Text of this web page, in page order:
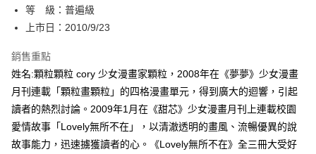
【「AFTEE先享後付」結帳流程】
１．於結帳方式選擇「AFTEE先享後付」後，將跳轉至「AFTEE先享後付」
２．訂單成立數日內，您將收到繳費通知簡訊。
ATM／網路銀行／等多元方式進行付款，方視為交易完成。
※ 請注意：結帳手續完成當下不需立刻繳費，但若您需要取消訂單，請聯絡
購買商品的店家。未經商家同意取消之訂單仍視為有效，需透過AFTEE先享
後付繳納相關費用。
※ 交易是否成功請以「AFTEE先享後付 」之結帳頁面顯示為準，若有關於
是否繳費成功／繳費後需取消欲退款等相關疑問，請聯繫「AFTEE先享後付
每筆NT$80，滿NT$500(含以上)免運費
每筆NT$80，滿NT$500(含以上)免運費
每筆NT$80，滿NT$500(含以上)免運費
付款後萊爾富取貨
每筆NT$80，滿NT$500(含以上)免運費
等 級：普遍級
上市日：2010/9/23
銷售重點
姓名:顆粒顆粒 cory 少女漫畫家顆粒，2008年在《夢夢》少女漫畫
月刊連載「顆粒畫顆粒」的四格漫畫單元，得到廣大的迴響，引起
讀者的熱烈討論。2009年1月在《甜芯》少女漫畫月刊上連載校園
愛情故事「Lovely無所不在」，以清澈透明的畫風、流暢優異的說
故事能力，迅速擄獲讀者的心。《Lovely無所不在》全三冊大受好